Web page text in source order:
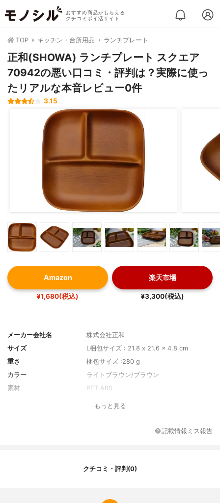
おすすめ商品がもらえる
クチコミポイ活サイト
TOP キッチン・台所用品 ランチプレート
正和(SHOWA) ランチプレート スクエア
70942の悪い口コミ・評判は？実際に使っ
たリアルな本音レビュー0件
3.15
Amazon
¥1,680(税込)
楽天市場
¥3,300(税込)
メーカー会社名
株式会社正和
サイズ
L梱包サイズ : 21.8 x 21.6 x 4.8 cm
重さ
梱包サイズ :280 g
カラー
ライトブラウン/ブラウン
素材
PET.ABS
もっと見る
記載情報ミス報告
クチコミ・評判(0)